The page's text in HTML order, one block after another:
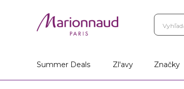
Summer Deals Zl'avy Značky